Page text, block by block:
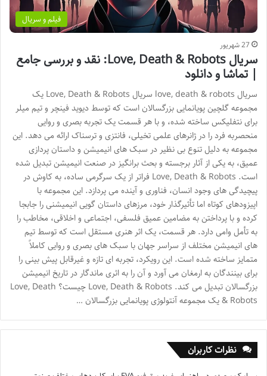
فیلم و سریال
27 شهریور
سریال Love, Death & Robots: نقد و بررسی جامع
| تماشا و دانلود
سریال love, death & robots سریال Love, Death & Robots یک
مجموعه گلچین پویانمایی بزرگسالان است که توسط دیوید فینچر و تیم میلر
برای نتفلیکس ساخته شده، و با هر قسمت یک تجربه بصری و روایی
منحصربه فرد را در ژانرهای علمی تخیلی، فانتزی و ترسناک ارائه می دهد. این
مجموعه به دلیل تنوع بی نظیر در سبک های انیمیشن و داستان پردازی
عمیق، به یکی از آثار برجسته و بحث برانگیز در صنعت انیمیشن تبدیل شده
است. Love, Death & Robots فراتر از یک سرگرمی ساده، به کاوش در
پیچیدگی های وجود انسان، فناوری و آینده می پردازد. این مجموعه با
اپیزودهای کوتاه اما تأثیرگذار خود، مرزهای داستان گویی انیمیشنی را جابجا
کرده و با پرداختن به مضامین عمیق فلسفی، اجتماعی و اخلاقی، مخاطب را
به تأمل وامی دارد. هر قسمت، یک اثر هنری مستقل است که توسط تیم
های انیمیشن مختلف از سراسر جهان با سبک های بصری و روایی کاملاً
متمایز ساخته شده است. این رویکرد، تجربه ای تازه و غیرقابل پیش بینی را
برای بینندگان به ارمغان می آورد و آن را به اثری ماندگار در تاریخ انیمیشن
بزرگسالان تبدیل می کند. Love, Death & Robots چیست؟ Love, Death
& Robots یک مجموعه آنتولوژی پویانمایی بزرگسالان …
نظرات کاربران